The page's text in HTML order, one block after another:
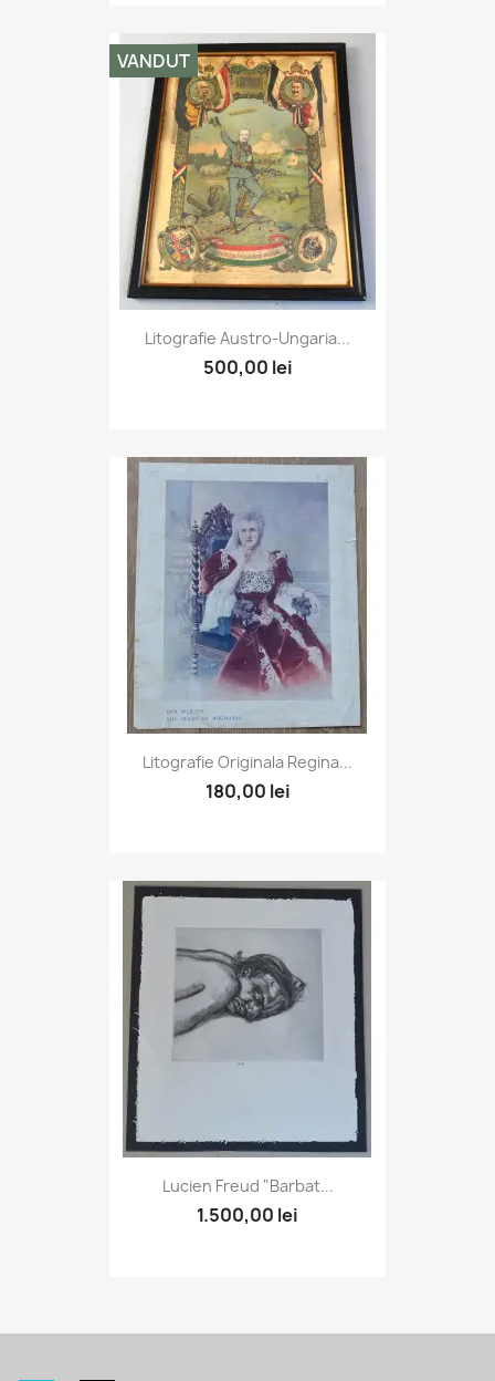
Litografie Austro-Ungaria...
500,00 lei
VANDUT
Litografie Originala Regina...
180,00 lei
Lucien Freud "Barbat...
1.500,00 lei